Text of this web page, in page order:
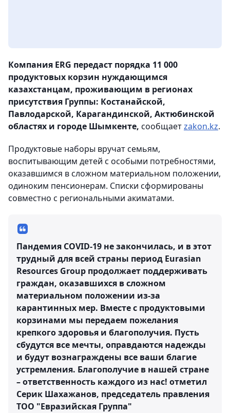
Компания ERG передаст порядка 11 000
продуктовых корзин нуждающимся
казахстанцам, проживающим в регионах
присутствия Группы: Костанайской,
Павлодарской, Карагандинской, Актюбинской
областях и городе Шымкенте, сообщаетzakon.kz.
Продуктовые наборы вручат семьям,
воспитывающим детей с особыми потребностями,
оказавшимся в сложном материальном положении,
одиноким пенсионерам. Списки сформированы
совместно с региональными акиматами.
Пандемия COVID-19 не закончилась, и в этот
трудный для всей страны период Eurasian
Resources Group продолжает поддерживать
граждан, оказавшихся в сложном
материальном положении из-за
карантинных мер. Вместе с продуктовыми
корзинами мы передаем пожелания
крепкого здоровья и благополучия. Пусть
сбудутся все мечты, оправдаются надежды
и будут вознаграждены все ваши благие
устремления. Благополучие в нашей стране
– ответственность каждого из нас! отметил
Серик Шахажанов, председатель правления
ТОО "Евразийская Группа"